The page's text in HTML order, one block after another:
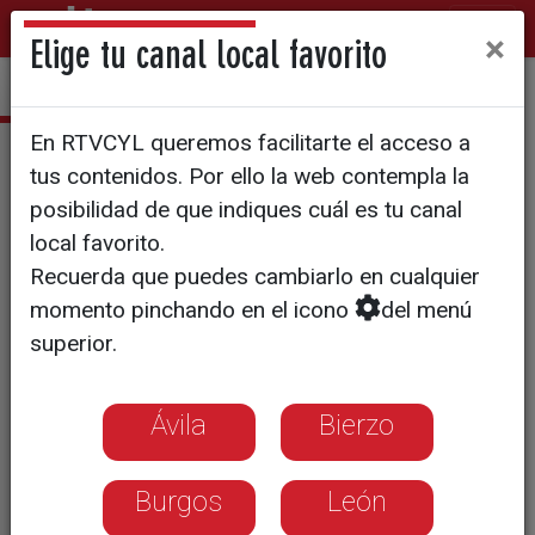
El concurso escolar de vídeos
de CyLTV '¡Monumento a la
vista!' ya tiene finalistas
Se han presentado al certamen más
provincias de la Comunidad. Los
ganadores y la clasificación final se
conocerán en un especial que se
Elige tu canal local favorito ×
En RTVCYL queremos facilitarte el acceso a
tus contenidos. Por ello la web contempla la
posibilidad de que indiques cuál es tu canal
local favorito.
Recuerda que puedes cambiarlo en cualquier
momento pinchando en el icono
del menú
superior.
Ávila Bierzo
Burgos León